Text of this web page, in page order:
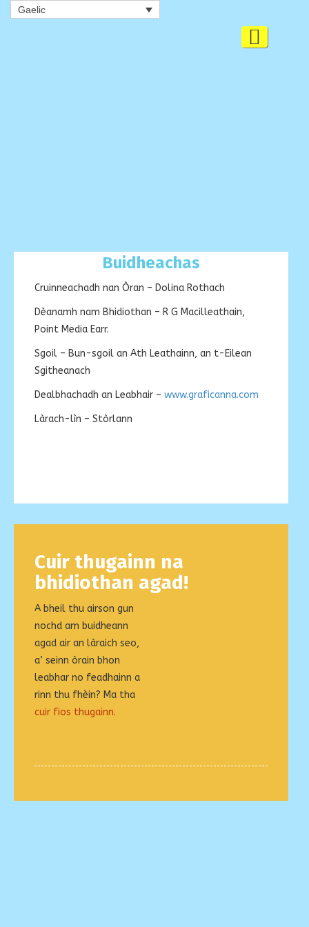
Gaelic
Toggle

Buidheachas
Cruinneachadh nan Òran – Dolina Rothach
Dèanamh nam Bhidiothan – R G Macilleathain,
Point Media Earr.
Sgoil – Bun-sgoil an Ath Leathainn, an t-Eilean
Sgitheanach
Dealbhachadh an Leabhair – www.graficanna.com
Làrach-lìn – Stòrlann
Cuir thugainn na
bhidiothan agad!
A bheil thu airson gun
nochd am buidheann
agad air an làraich seo,
a’ seinn òrain bhon
leabhar no feadhainn a
rinn thu fhèin? Ma tha
cuir fios thugainn.